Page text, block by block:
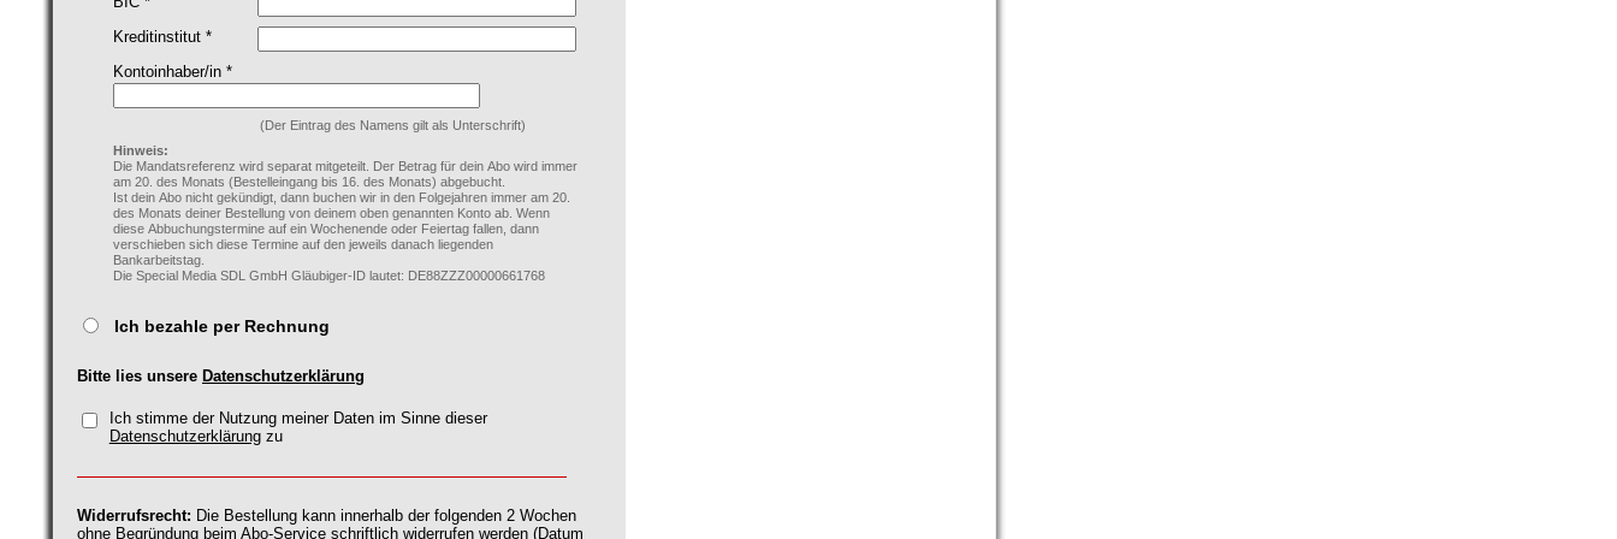
Kreditinstitut *
Kontoinhaber/in *
(Der Eintrag des Namens gilt als Unterschrift)
Hinweis:
Die Mandatsreferenz wird separat mitgeteilt. Der Betrag für dein Abo wird immer
am 20. des Monats (Bestelleingang bis 16. des Monats) abgebucht.
Ist dein Abo nicht gekündigt, dann buchen wir in den Folgejahren immer am 20.
des Monats deiner Bestellung von deinem oben genannten Konto ab. Wenn
diese Abbuchungstermine auf ein Wochenende oder Feiertag fallen, dann
verschieben sich diese Termine auf den jeweils danach liegenden
Bankarbeitstag.
Die Special Media SDL GmbH Gläubiger-ID lautet: DE88ZZZ00000661768
Ich bezahle per Rechnung
Bitte lies unsere Datenschutzerklärung
Ich stimme der Nutzung meiner Daten im Sinne dieser
Datenschutzerklärungzu
Widerrufsrecht: Die Bestellung kann innerhalb der folgenden 2 Wochen
ohne Begründung beim Abo-Service schriftlich widerrufen werden (Datum